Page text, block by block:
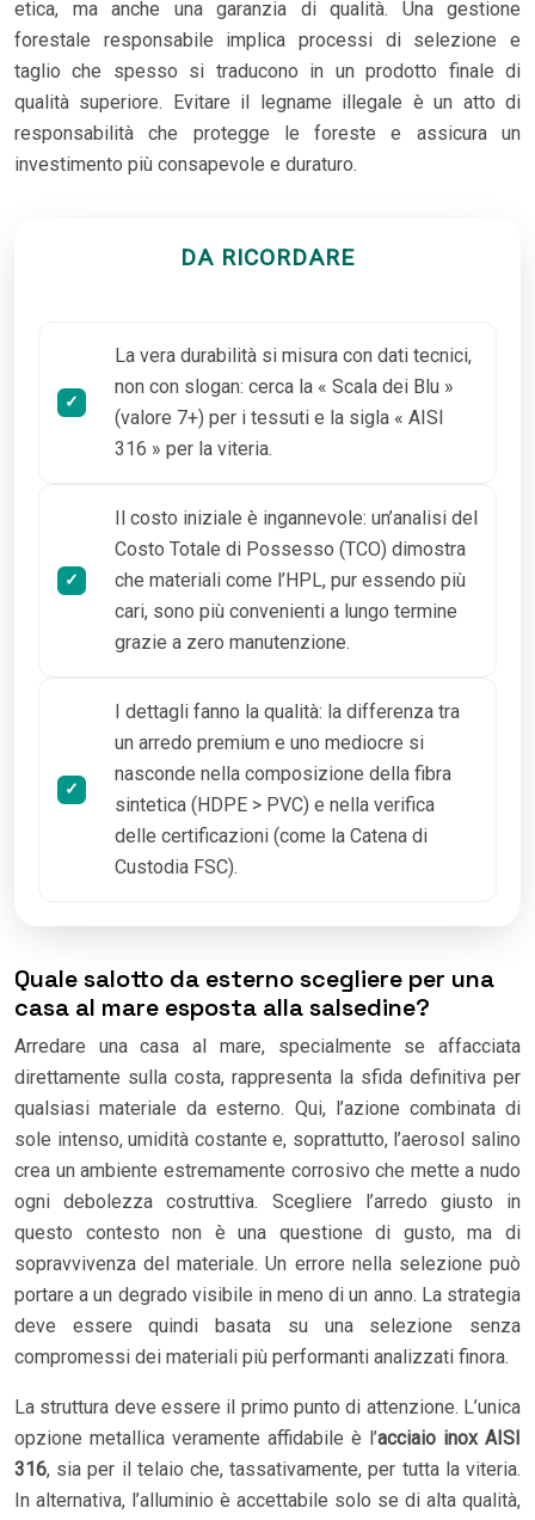
etica, ma anche una garanzia di qualità. Una gestione
forestale responsabile implica processi di selezione e
taglio che spesso si traducono in un prodotto finale di
qualità superiore. Evitare il legname illegale è un atto di
responsabilità che protegge le foreste e assicura un
investimento più consapevole e duraturo.
DA RICORDARE
La vera durabilità si misura con dati tecnici,
non con slogan: cerca la « Scala dei Blu »
(valore 7+) per i tessuti e la sigla « AISI
316 » per la viteria.
Il costo iniziale è ingannevole: un’analisi del
Costo Totale di Possesso (TCO) dimostra
che materiali come l’HPL, pur essendo più
cari, sono più convenienti a lungo termine
grazie a zero manutenzione.
I dettagli fanno la qualità: la differenza tra
un arredo premium e uno mediocre si
nasconde nella composizione della fibra
sintetica (HDPE > PVC) e nella verifica
delle certificazioni (come la Catena di
Custodia FSC).
Quale salotto da esterno scegliere per una
casa al mare esposta alla salsedine?
Arredare una casa al mare, specialmente se affacciata
direttamente sulla costa, rappresenta la sfida definitiva per
qualsiasi materiale da esterno. Qui, l’azione combinata di
sole intenso, umidità costante e, soprattutto, l’aerosol salino
crea un ambiente estremamente corrosivo che mette a nudo
ogni debolezza costruttiva. Scegliere l’arredo giusto in
questo contesto non è una questione di gusto, ma di
sopravvivenza del materiale. Un errore nella selezione può
portare a un degrado visibile in meno di un anno. La strategia
deve essere quindi basata su una selezione senza
compromessi dei materiali più performanti analizzati finora.
La struttura deve essere il primo punto di attenzione. L’unica
opzione metallica veramente affidabile è l’acciaio inox AISI
316, sia per il telaio che, tassativamente, per tutta la viteria.
In alternativa, l’alluminio è accettabile solo se di alta qualità,